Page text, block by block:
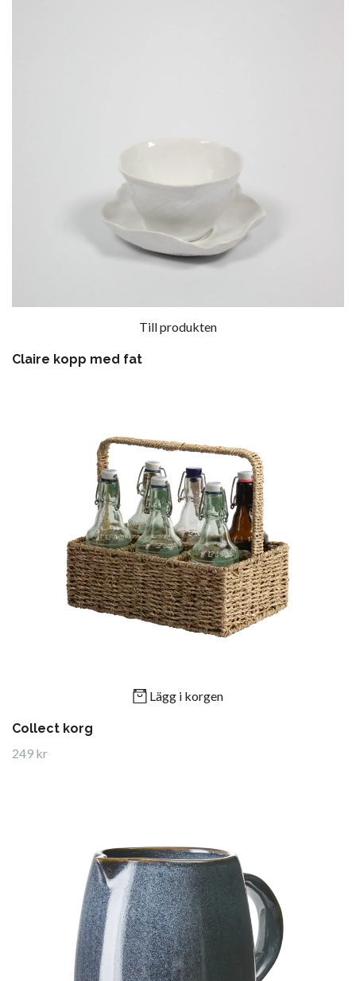
Till produkten
Claire kopp med fat
Lägg i korgen
Collect korg
249 kr